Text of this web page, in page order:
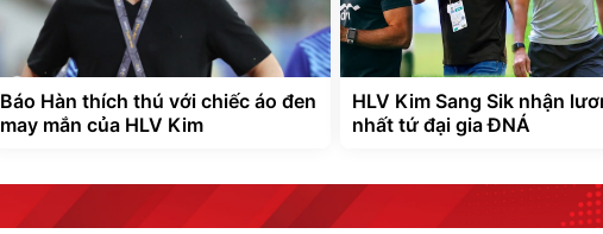
Báo Hàn thích thú với chiếc áo đen
may mắn của HLV Kim
HLV Kim Sang Sik nhận
nhất tứ đại gia ĐNÁ